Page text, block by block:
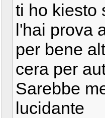
ti ho kiesto
l'hai prova
per bene
cera per
Sarebbe
lucidante